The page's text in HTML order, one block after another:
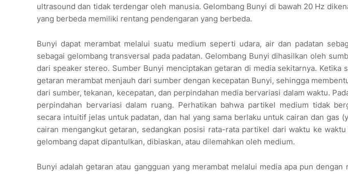
ultrasound dan tidak terdengar oleh manusia. Gelombang Bunyi di bawah 20 Hz
yang berbeda memiliki rentang pendengaran yang berbeda.
Bunyi dapat merambat melalui suatu medium seperti udara, air dan padatan
sebagai gelombang transversal pada padatan. Gelombang Bunyi dihasilkan oleh
dari speaker stereo. Sumber Bunyi menciptakan getaran di media sekitarnya. Ketika
getaran merambat menjauh dari sumber dengan kecepatan Bunyi, sehingga
dari sumber, tekanan, kecepatan, dan perpindahan media bervariasi dalam waktu.
perpindahan bervariasi dalam ruang. Perhatikan bahwa partikel medium tidak
secara intuitif jelas untuk padatan, dan hal yang sama berlaku untuk cairan dan gas
cairan mengangkut getaran, sedangkan posisi rata-rata partikel dari waktu ke
gelombang dapat dipantulkan, dibiaskan, atau dilemahkan oleh medium.
Bunyi adalah getaran atau gangguan yang merambat melalui media apa pun